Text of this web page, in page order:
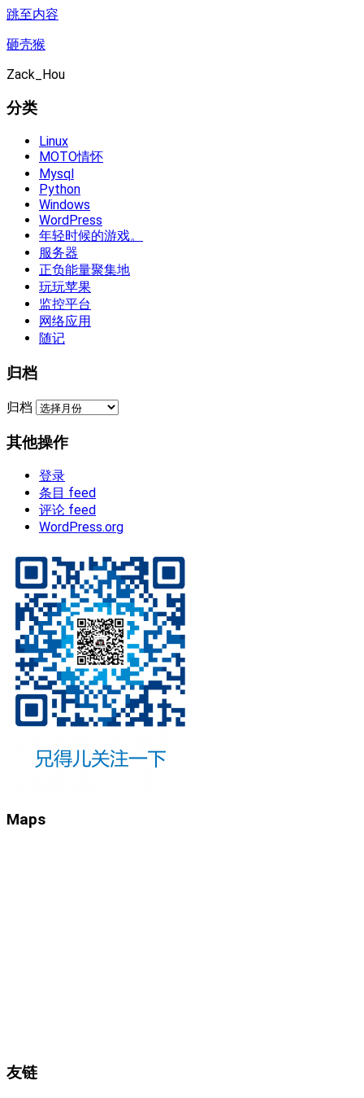
跳至内容
砸壳猴
Zack_Hou
分类
Linux
MOTO情怀
Mysql
Python
Windows
WordPress
年轻时候的游戏。
服务器
正负能量聚集地
玩玩苹果
监控平台
网络应用
随记
归档
归档
其他操作
登录
条目 feed
评论 feed
WordPress.org
Maps
友链